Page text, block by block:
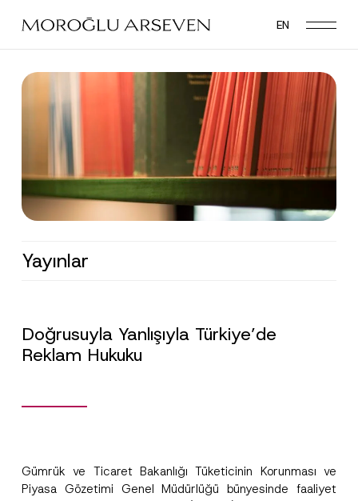
main
EN
Yayınlar
Doğrusuyla Yanlışıyla Türkiye’de
Reklam Hukuku
Gümrük ve Ticaret Bakanlığı Tüketicinin Korunması ve
Piyasa Gözetimi Genel Müdürlüğü bünyesinde faaliyet